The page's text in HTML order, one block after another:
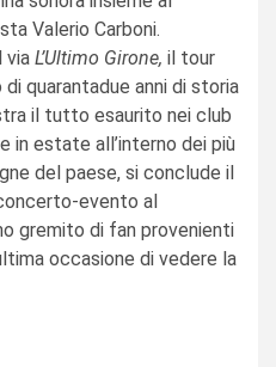
Valerio Carboni.
via L’Ultimo Girone, il tour
quarantadue anni di storia
il tutto esaurito nei club
in estate all’interno dei più
del paese, si conclude il
evento al
gremito di fan provenienti
occasione di vedere la